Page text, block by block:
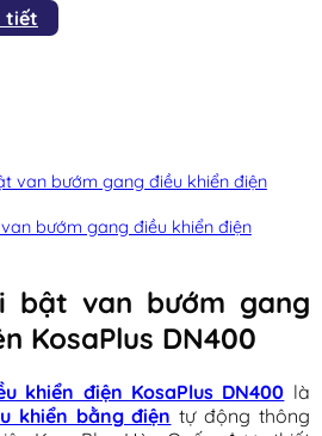
tiết
van bướm gang điều khiển điện
bướm gang điều khiển điện
bật van bướm gang
KosaPlus DN400
khiển điện KosaPlus DN400 là
khiển bằng điện tự động thông